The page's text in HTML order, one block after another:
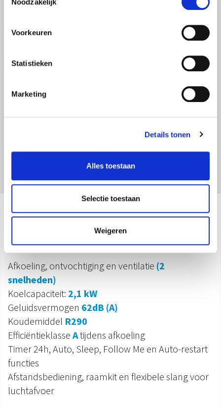
Noodzakelijk
Voorkeuren
Statistieken
Marketing
Details tonen
Alles toestaan
Selectie toestaan
Weigeren
Specificaties
Afkoeling, ontvochtiging en ventilatie (2
snelheden)
Koelcapaciteit: 2,1 kW
Geluidsvermogen 62dB (A)
Koudemiddel R290
Efficiëntieklasse Atijdens afkoeling
Timer 24h, Auto, Sleep, Follow Me en Auto-restart
functies
Afstandsbediening, raamkit en flexibele slang voor
luchtafvoer